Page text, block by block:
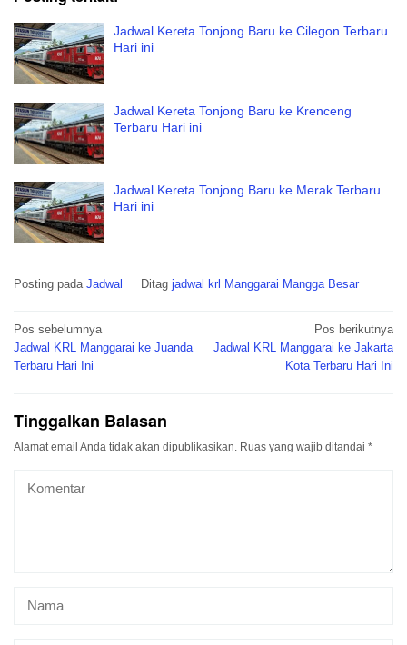
Jadwal Kereta Tonjong Baru ke Cilegon Terbaru
Hari ini
Jadwal Kereta Tonjong Baru ke Krenceng
Terbaru Hari ini
Jadwal Kereta Tonjong Baru ke Merak Terbaru
Hari ini
Posting pada Jadwal Ditag jadwal krl Manggarai Mangga Besar
Navigasi
pos
Pos sebelumnya
Jadwal KRL Manggarai ke Juanda
Terbaru Hari Ini
Pos berikutnya
Jadwal KRL Manggarai ke Jakarta
Kota Terbaru Hari Ini
Tinggalkan Balasan
Alamat email Anda tidak akan dipublikasikan. Ruas yang wajib ditandai *